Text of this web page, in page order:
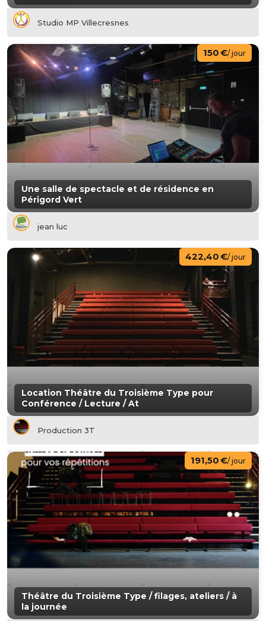
Studio MP Villecresnes
Une salle de spectacle et de résidence en
Périgord Vert
150 €/ jour
jean luc
Location Théâtre du Troisième Type pour
Conférence / Lecture / At
422,40 €/ jour
Production 3T
Théâtre du Troisième Type / filages, ateliers / à
la journée
191,50 €/ jour